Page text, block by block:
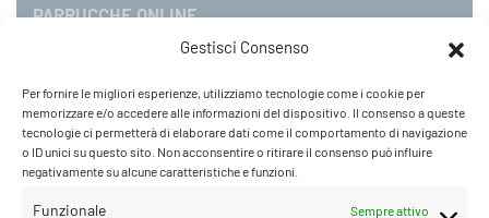
Gestisci Consenso
Per fornire le migliori esperienze, utilizziamo tecnologie come i cookie per
memorizzare e/o accedere alle informazioni del dispositivo. Il consenso a queste
tecnologie ci permetterà di elaborare dati come il comportamento di navigazione
o ID unici su questo sito. Non acconsentire o ritirare il consenso può influire
negativamente su alcune caratteristiche e funzioni.
Funzionale Sempre attivo
PARRUCCHE ONLINE
C.so Mazzini 31, NOVARA – Italy
Tel: +39 0321 659378 / 393229
WhatsApp: +39 342 9218104
info@parruccheonline.com
PEC –farcaphair@legalmail.it